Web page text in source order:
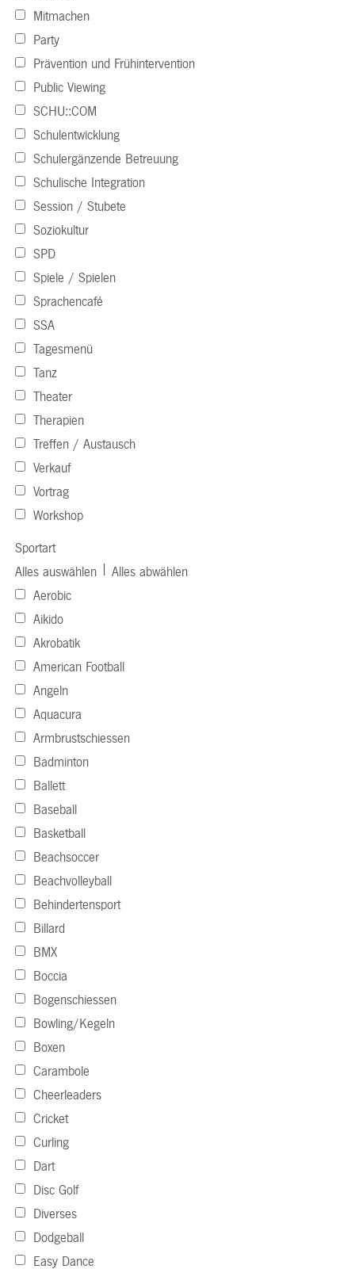
Mitmachen
Party
Prävention und Frühintervention
Public Viewing
SCHU::COM
Schulentwicklung
Schulergänzende Betreuung
Schulische Integration
Session / Stubete
Soziokultur
SPD
Spiele / Spielen
Sprachencafé
SSA
Tagesmenü
Tanz
Theater
Therapien
Treffen / Austausch
Verkauf
Vortrag
Workshop
Sportart
Alles auswählen
Alles abwählen
Aerobic
Aikido
Akrobatik
American Football
Angeln
Aquacura
Armbrustschiessen
Badminton
Ballett
Baseball
Basketball
Beachsoccer
Beachvolleyball
Behindertensport
Billard
BMX
Boccia
Bogenschiessen
Bowling/Kegeln
Boxen
Carambole
Cheerleaders
Cricket
Curling
Dart
Disc Golf
Diverses
Dodgeball
Easy Dance